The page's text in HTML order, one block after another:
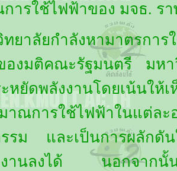
ารใช้ไฟฟ้าของ มจธ. ร
ยาลัยกำลังหามาตรกา
องมติคณะรัฐมนตรี มหา
หยัดพลังงานโดยเน้นให้
าณการใช้ไฟฟ้าในแต่ล
รม และเป็นการผลักดัน
งานลงได้ นอกจากนั้น